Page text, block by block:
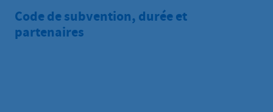
Code de subvention, durée et
partenaires